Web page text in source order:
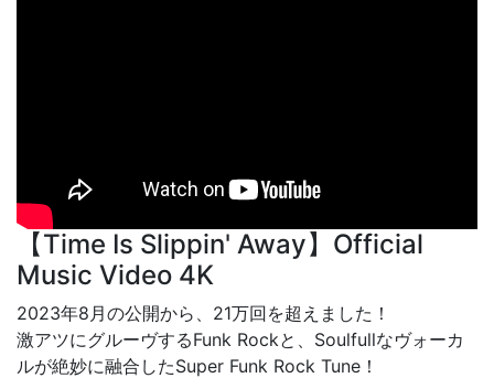
【Time Is Slippin' Away】Official
Music Video 4K
2023年8月の公開から、21万回を超えました！
激アツにグルーヴするFunk Rockと、Soulfullなヴォーカ
ルが絶妙に融合したSuper Funk Rock Tune！